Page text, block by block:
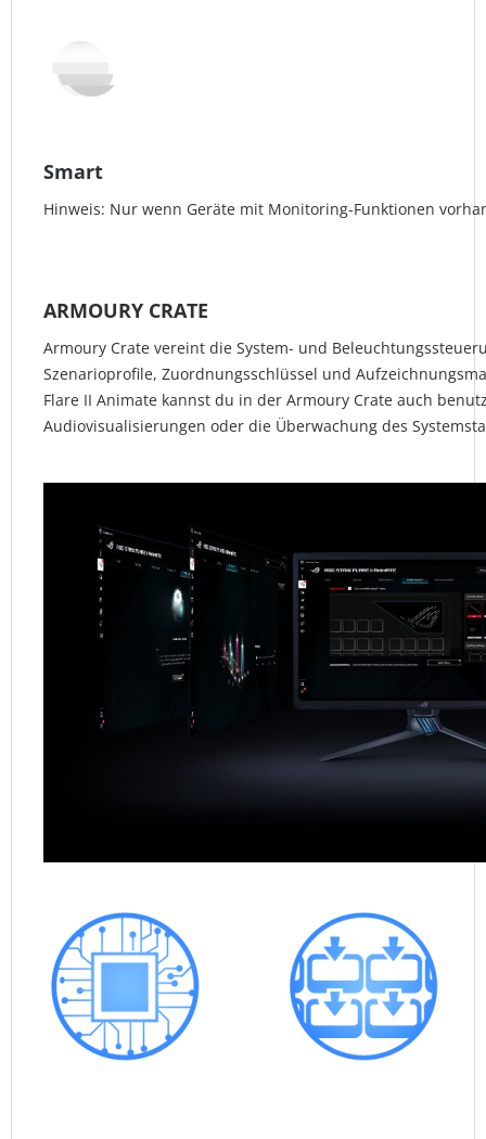
Smart
Hinweis: Nur wenn Geräte mit Monitoring-Funktionen
ARMOURY CRATE
Armoury Crate vereint die System- und
Szenarioprofile, Zuordnungsschlüssel und
Flare II Animate kannst du in der Armoury Crate auch
Audiovisualisierungen oder die Überwachung des